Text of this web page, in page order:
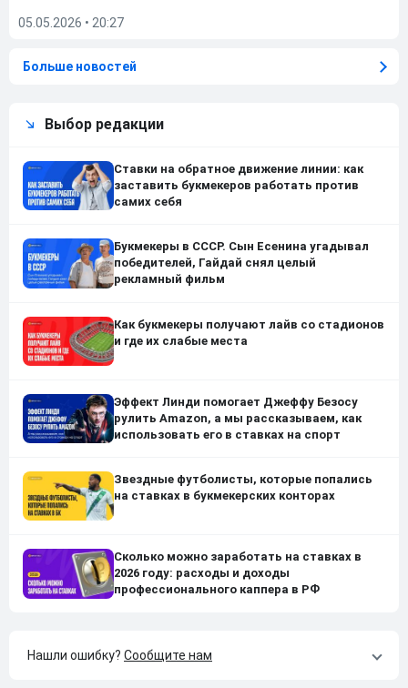
05.05.2026 • 20:27
Больше новостей
Выбор редакции
Ставки на обратное движение линии: как
заставить букмекеров работать против
самих себя
Букмекеры в СССР. Сын Есенина угадывал
победителей, Гайдай снял целый
рекламный фильм
Как букмекеры получают лайв со стадионов
и где их слабые места
Эффект Линди помогает Джеффу Безосу
рулить Amazon, а мы рассказываем, как
использовать его в ставках на спорт
Звездные футболисты, которые попались
на ставках в букмекерских конторах
Сколько можно заработать на ставках в
2026 году: расходы и доходы
профессионального каппера в РФ
Нашли ошибку? Сообщите нам